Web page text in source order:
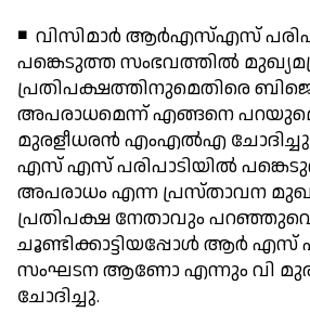
◾ വിസിമാര്‍ ആര്‍എസ്എസ്
പങ്കെടുത്ത സംഭവത്തില്‍
പ്രതിപക്ഷത്തിനുമെതിരെ
അപരാധമെന്ന് എങ്ങനെ
മുരളീധരന്‍ എംഎല്‍എ
എസ് എസ് പരിപാടിയില്‍
അപരാധം എന്ന പ്രസ്താവന
പ്രതിപക്ഷ നേതാവും
ചൂണ്ടിക്കാട്ടിയപ്പോള്‍ ആര്‍ എസ്
സംഘടന ആണോ എന്നും വി
ചോദിച്ചു.